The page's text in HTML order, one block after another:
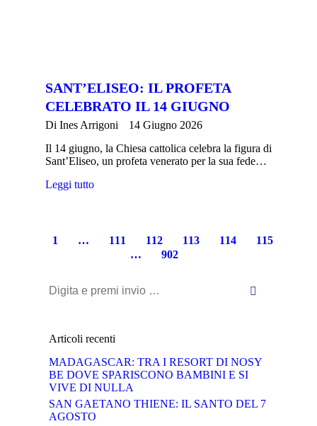
SANT’ELISEO: IL PROFETA
CELEBRATO IL 14 GIUGNO
Di Ines Arrigoni
14 Giugno 2026
Il 14 giugno, la Chiesa cattolica celebra la figura di
Sant’Eliseo, un profeta venerato per la sua fede…
Leggi tutto
1 … 111 112 113 114
115
…
902
Cerca:
Articoli recenti
MADAGASCAR: TRA I RESORT DI NOSY
BE DOVE SPARISCONO BAMBINI E SI
VIVE DI NULLA
SAN GAETANO THIENE: IL SANTO DEL 7
AGOSTO